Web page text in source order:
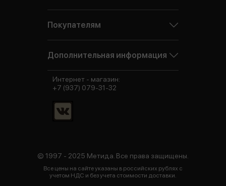
Покупателям
Дополнительная информация
© 1997 - 2025 Метида. Все права защищены.
Все цены на сайте указаны в российских рублях с
учетом НДС и без учета стоимости доставки.
Интернет - магазин:
+7 (937) 079-31-32